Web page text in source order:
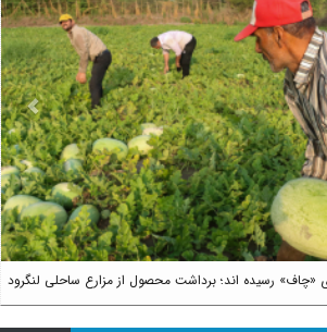
«چاف» رسیده اند؛ برداشت محصول از مزارع ساحلی لنگرود